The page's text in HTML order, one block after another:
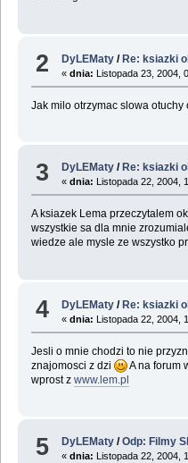
2 DyLEMaty /Re: ksiazki
«dnia: Listopada 23, 2004,
Jak milo otrzymac slowa otuchy
3 DyLEMaty / Re: ksiazki
«dnia: Listopada 22, 2004,
A ksiazek Lema przeczytalem
wszystkie sa dla mnie
wiedze ale mysle ze wszystko
4 DyLEMaty /Re: ksiazki
«dnia: Listopada 22, 2004,
Jesli o mnie chodzi to nie
znajomosci z dzi
A na forum
wprost z www.lem.pl
5 DyLEMaty /Odp: Filmy
«dnia: Listopada 22, 2004,